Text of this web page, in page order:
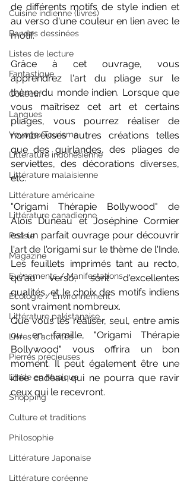
Cuisine indienne (livres)
Bandes dessinées
Listes de lecture
Fantastique
Collectif
Langues
Voyage/Tourisme
Littérature indonésienne
Littérature malaisienne
Littérature américaine
Littérature canadienne
Poésie
Magazine
Evènements / Manifestations
Ecologie / Environnement
Littérature pakistanaise
Livres d'activités
Pierres précieuses
L'Inde en Musique
Shopping
Culture et traditions
Philosophie
Littérature Japonaise
Littérature coréenne
de différents motifs de style indien et
au verso d'une couleur en lien avec le
motif.
Grâce à cet ouvrage, vous
apprendrez l'art du pliage sur le
thème du monde indien. Lorsque que
vous maîtrisez cet art et certains
pliages, vous pourrez réaliser de
nombreuses autres créations telles
que des guirlandes, des pliages de
serviettes, des décorations diverses,
etc.
"Origami Thérapie Bollywood" de
Aloïs Duneau et Joséphine Cormier
est un parfait ouvrage pour découvrir
l'art de l'origami sur le thème de l'Inde.
Les feuillets imprimés tant au recto,
qu'au verso, sont d'excellentes
qualités, et le choix des motifs indiens
sont vraiment nombreux.
Que vous les réaliser, seul, entre amis
ou en famille, "Origami Thérapie
Bollywood" vous offrira un bon
moment. Il peut également être une
idée cadeau qui ne pourra que ravir
ceux qui le recevront.